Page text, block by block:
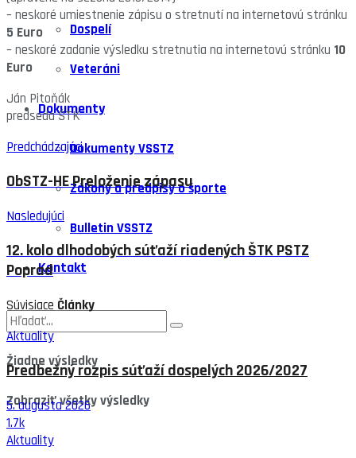
Dospelí
Veteráni
Dokumenty
Dokumenty VSSTZ
Zákony a predpisy o športe
Bulletin VSSTZ
Kontakt
Žiadne výsledky
Zobraziť všetky výsledky
– neskoré umiestnenie zápisu o stretnutí na internetovú stránku
5 Euro
– neskoré zadanie výsledku stretnutia na internetovú stránku 10
Euro
Ján Pitoňák
predseda ŠTK
Predchádzajúci
ObSTZ-HE Preloženie zápasu
Nasledujúci
12. kolo dlhodobých súťaží riadených ŠTK PSTZ
Poprad
Súvisiace Články
Aktuality
Predbežný rozpis súťaží dospelých 2026/2027
5. augusta 2026
1.7k
Aktuality